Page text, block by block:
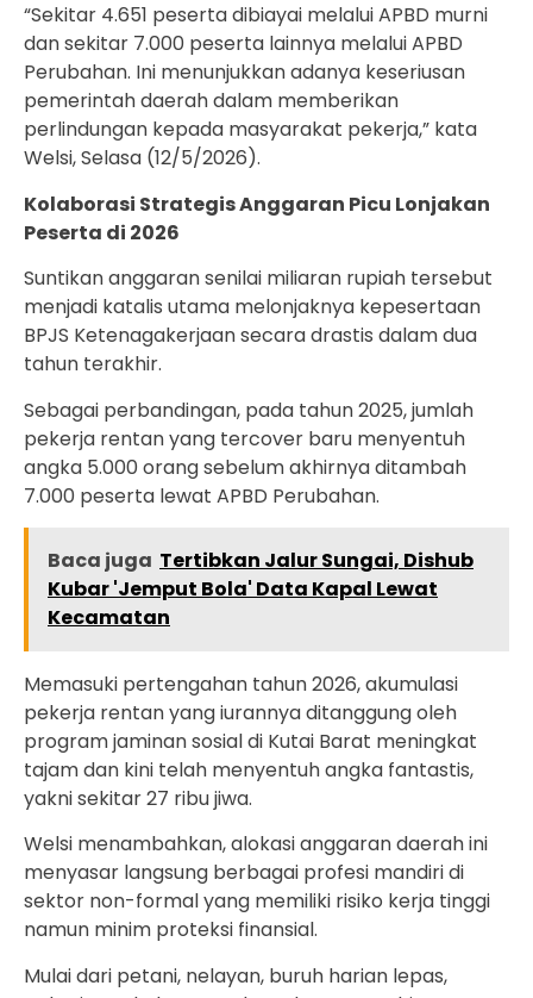
“Sekitar 4.651 peserta dibiayai melalui APBD murni
dan sekitar 7.000 peserta lainnya melalui APBD
Perubahan. Ini menunjukkan adanya keseriusan
pemerintah daerah dalam memberikan
perlindungan kepada masyarakat pekerja,” kata
Welsi, Selasa (12/5/2026).
Kolaborasi Strategis Anggaran Picu Lonjakan
Peserta di 2026
Suntikan anggaran senilai miliaran rupiah tersebut
menjadi katalis utama melonjaknya kepesertaan
BPJS Ketenagakerjaan secara drastis dalam dua
tahun terakhir.
Sebagai perbandingan, pada tahun 2025, jumlah
pekerja rentan yang tercover baru menyentuh
angka 5.000 orang sebelum akhirnya ditambah
7.000 peserta lewat APBD Perubahan.
Baca juga Tertibkan Jalur Sungai, Dishub
Kubar 'Jemput Bola' Data Kapal Lewat
Kecamatan
Memasuki pertengahan tahun 2026, akumulasi
pekerja rentan yang iurannya ditanggung oleh
program jaminan sosial di Kutai Barat meningkat
tajam dan kini telah menyentuh angka fantastis,
yakni sekitar 27 ribu jiwa.
Welsi menambahkan, alokasi anggaran daerah ini
menyasar langsung berbagai profesi mandiri di
sektor non-formal yang memiliki risiko kerja tinggi
namun minim proteksi finansial.
Mulai dari petani, nelayan, buruh harian lepas,